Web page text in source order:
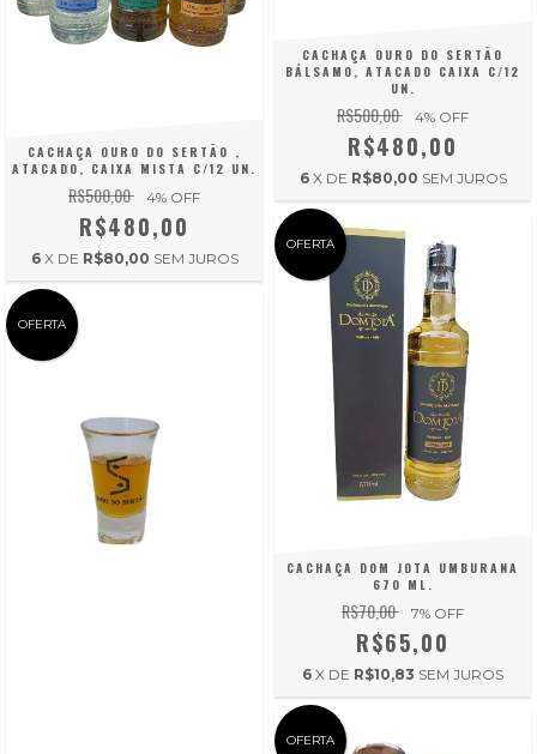
CACHAÇA OURO DO SERTÃO ,
ATACADO, CAIXA MISTA C/12 UN.
R$500,00 4% OFF
R$480,00
6 X DE R$80,00 SEM JUROS
CACHAÇA OURO DO SERTÃO
BÁLSAMO, ATACADO CAIXA C/12
UN.
R$500,00 4% OFF
R$480,00
6 X DE R$80,00 SEM JUROS
OFERTA
OFERTA
CACHAÇA DOM JOTA UMBURANA
670 ML.
R$70,00 7% OFF
R$65,00
6 X DE R$10,83 SEM JUROS
OFERTA